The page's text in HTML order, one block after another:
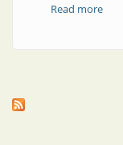
Read more